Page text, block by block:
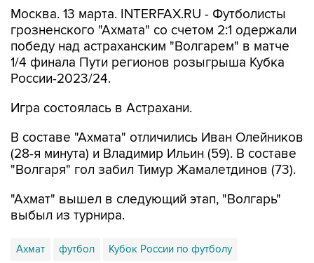
Москва. 13 марта. INTERFAX.RU - Футболисты
грозненского "Ахмата" со счетом 2:1 одержали
победу над астраханским "Волгарем" в матче
1/4 финала Пути регионов розыгрыша Кубка
России-2023/24.
Игра состоялась в Астрахани.
В составе "Ахмата" отличились Иван Олейников
(28-я минута) и Владимир Ильин (59). В составе
"Волгаря" гол забил Тимур Жамалетдинов (73).
"Ахмат" вышел в следующий этап, "Волгарь"
выбыл из турнира.
Ахмат футбол Кубок России по футболу